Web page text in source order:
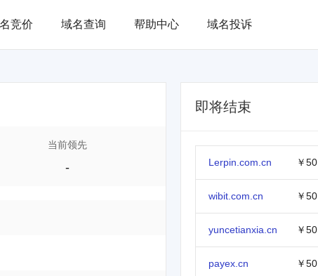
竞价 域名查询 帮助中心 域名投诉
当前领先
-
即将结束
Lerpin.com.cn ￥50
wibit.com.cn ￥50
yuncetianxia.cn ￥50
payex.cn ￥50